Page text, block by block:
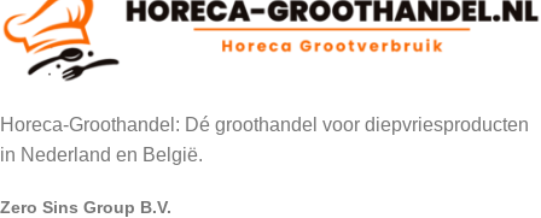
Horeca-Groothandel: Dé groothandel voor diepvriesproducten
in Nederland en België.
Zero Sins Group B.V.